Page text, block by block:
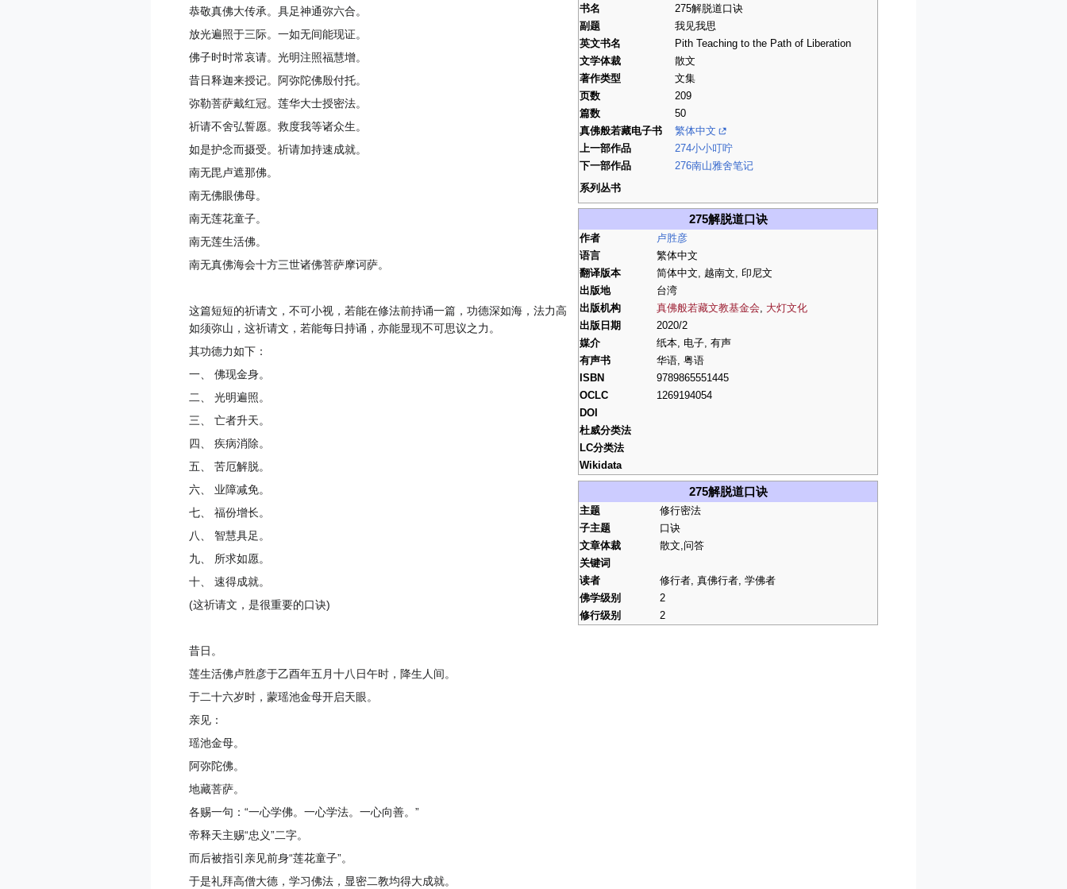
书名
275解脱道口诀
副题
我见我思
英文书名
Pith Teaching to the Path of Liberation
文学体裁
散文
著作类型
文集
页数
209
篇数
50
真佛般若藏电子书
繁体中文
上一部作品
274小小叮咛
下一部作品
276南山雅舍笔记
系列丛书
275解脱道口诀
作者
卢胜彦
语言
繁体中文
翻译版本
简体中文, 越南文, 印尼文
出版地
台湾
出版机构
真佛般若藏文教基金会
大灯文化
出版日期
2020/2
媒介
纸本, 电子, 有声
有声书
华语, 粤语
ISBN
9789865551445
OCLC
1269194054
DOI
杜威分类法
LC分类法
Wikidata
275解脱道口诀
主题
修行密法
子主题
口诀
文章体裁
散文,问答
关键词
读者
修行者, 真佛行者, 学佛者
佛学级别
2
修行级别
2
恭敬真佛大传承。具足神通弥六合。
放光遍照于三际。一如无间能现证。
佛子时时常哀请。光明注照福慧增。
昔日释迦来授记。阿弥陀佛殷付托。
弥勒菩萨戴红冠。莲华大士授密法。
祈请不舍弘誓愿。救度我等诸众生。
如是护念而摄受。祈请加持速成就。
南无毘卢遮那佛。
南无佛眼佛母。
南无莲花童子。
南无莲生活佛。
南无真佛海会十方三世诸佛菩萨摩诃萨。
这篇短短的祈请文，不可小视，若能在修法前持诵一篇，功德深如海，法力高
如须弥山，这祈请文，若能每日持诵，亦能显现不可思议之力。
其功德力如下：
一、 佛现金身。
二、 光明遍照。
三、 亡者升天。
四、 疾病消除。
五、 苦厄解脱。
六、 业障减免。
七、 福份增长。
八、 智慧具足。
九、 所求如愿。
十、 速得成就。
(这祈请文，是很重要的口诀)
昔日。
莲生活佛卢胜彦于乙酉年五月十八日午时，降生人间。
于二十六岁时，蒙瑶池金母开启天眼。
亲见：
瑶池金母。
阿弥陀佛。
地藏菩萨。
各赐一句：“一心学佛。一心学法。一心向善。”
帝释天主赐“忠义”二字。
而后被指引亲见前身“莲花童子”。
于是礼拜高僧大德，学习佛法，显密二教均得大成就。